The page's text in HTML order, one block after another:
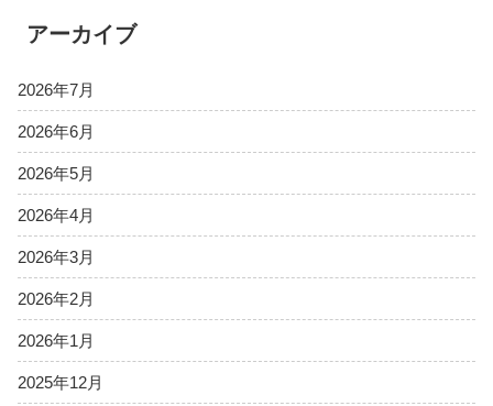
アーカイブ
2026年7月
2026年6月
2026年5月
2026年4月
2026年3月
2026年2月
2026年1月
2025年12月